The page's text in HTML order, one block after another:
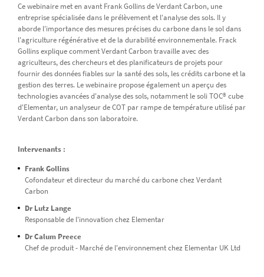
Ce webinaire met en avant Frank Gollins de Verdant Carbon, une
entreprise spécialisée dans le prélèvement et l'analyse des sols. Il y
aborde l'importance des mesures précises du carbone dans le sol dans
l'agriculture régénérative et de la durabilité environnementale. Frack
Gollins explique comment Verdant Carbon travaille avec des
agriculteurs, des chercheurs et des planificateurs de projets pour
fournir des données fiables sur la santé des sols, les crédits carbone et la
gestion des terres. Le webinaire propose également un aperçu des
technologies avancées d'analyse des sols, notamment le soli TOC® cube
d'Elementar, un analyseur de COT par rampe de température utilisé par
Verdant Carbon dans son laboratoire.
Intervenants :
Frank Gollins
Cofondateur et directeur du marché du carbone chez Verdant
Carbon
Dr Lutz Lange
Responsable de l'innovation chez Elementar
Dr Calum Preece
Chef de produit - Marché de l'environnement chez Elementar UK Ltd